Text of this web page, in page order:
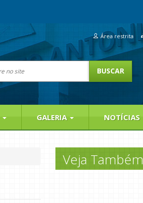
Área restrita
GALERIA NOTÍCIAS
Veja Também